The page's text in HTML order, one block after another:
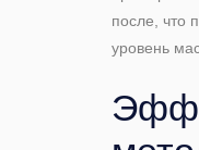
после, что
уровень